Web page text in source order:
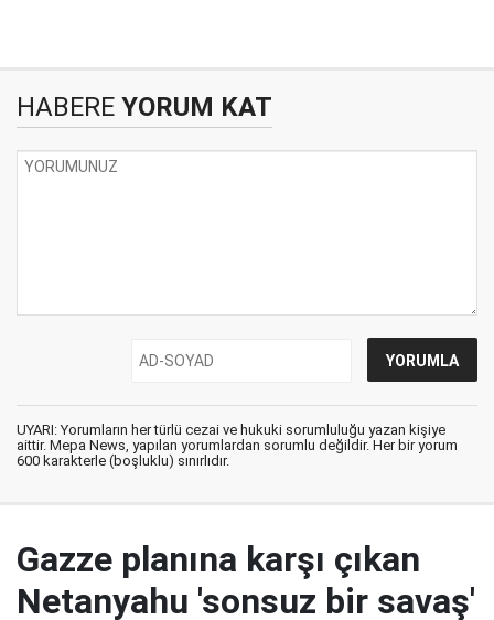
HABERE YORUM KAT
UYARI: Yorumların her türlü cezai ve hukuki sorumluluğu yazan kişiye
aittir. Mepa News, yapılan yorumlardan sorumlu değildir. Her bir yorum
600 karakterle (boşluklu) sınırlıdır.
Gazze planına karşı çıkan
Netanyahu 'sonsuz bir savaş'